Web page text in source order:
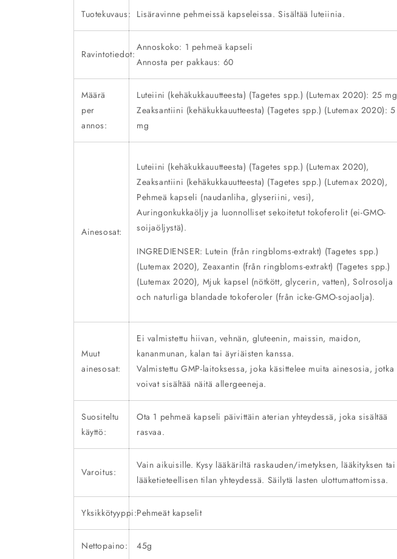
Tuotekuvaus: Lisäravinne pehmeissä kapseleissa. Sisältää luteiinia.
Ravintotiedot:
Annoskoko: 1 pehmeä kapseli
Annosta per pakkaus: 60
Määrä
per
annos:
Luteiini (kehäkukkauutteesta) (Tagetes spp.) (Lutemax 2020): 25 mg
Zeaksantiini (kehäkukkauutteesta) (Tagetes spp.) (Lutemax 2020): 5
mg
Ainesosat:
Luteiini (kehäkukkauutteesta) (Tagetes spp.) (Lutemax 2020),
Zeaksantiini (kehäkukkauutteesta) (Tagetes spp.) (Lutemax 2020),
Pehmeä kapseli (naudanliha, glyseriini, vesi),
Auringonkukkaöljy ja luonnolliset sekoitetut tokoferolit (ei-GMO-
soijaöljystä).
INGREDIENSER: Lutein (från ringbloms-extrakt) (Tagetes spp.)
(Lutemax 2020), Zeaxantin (från ringbloms-extrakt) (Tagetes spp.)
(Lutemax 2020), Mjuk kapsel (nötkött, glycerin, vatten), Solrosolja
och naturliga blandade tokoferoler (från icke-GMO-sojaolja).
Muut
ainesosat:
Ei valmistettu hiivan, vehnän, gluteenin, maissin, maidon,
kananmunan, kalan tai äyriäisten kanssa.
Valmistettu GMP-laitoksessa, joka käsittelee muita ainesosia, jotka
voivat sisältää näitä allergeeneja.
Suositeltu
käyttö:
Ota 1 pehmeä kapseli päivittäin aterian yhteydessä, joka sisältää
rasvaa.
Varoitus:
Vain aikuisille. Kysy lääkäriltä raskauden/imetyksen, lääkityksen tai
lääketieteellisen tilan yhteydessä. Säilytä lasten ulottumattomissa.
Yksikkötyyppi:Pehmeät kapselit
Nettopaino: 45g